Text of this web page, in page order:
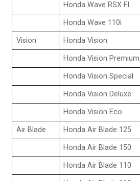
Honda Wave RSX FI
Honda Wave 110i
Vision Honda Vision
Honda Vision Premium
Honda Vision Special
Honda Vision Deluxe
Honda Vision Eco
Air Blade Honda Air Blade 125
Honda Air Blade 150
Honda Air Blade 110